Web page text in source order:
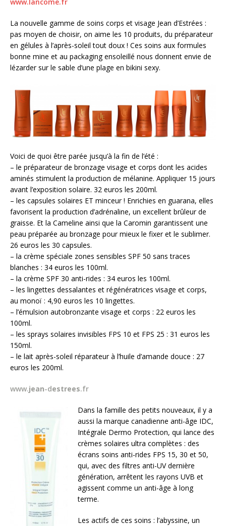
La nouvelle gamme de soins corps et visage Jean d’Estrées :
pas moyen de choisir, on aime les 10 produits, du préparateur
en gélules à l’après-soleil tout doux ! Ces soins aux formules
bonne mine et au packaging ensoleillé nous donnent envie de
lézarder sur le sable d’une plage en bikini sexy.
Voici de quoi être parée jusqu’à la fin de l’été :
– le préparateur de bronzage visage et corps dont les acides
aminés stimulent la production de mélanine. Appliquer 15 jours
avant l’exposition solaire. 32 euros les 200ml.
– les capsules solaires ET minceur ! Enrichies en guarana, elles
favorisent la production d’adrénaline, un excellent brûleur de
graisse. Et la Cameline ainsi que la Caromin garantissent une
peau préparée au bronzage pour mieux le fixer et le sublimer.
26 euros les 30 capsules.
– la crème spéciale zones sensibles SPF 50 sans traces
blanches : 34 euros les 100ml.
– la crème SPF 30 anti-rides : 34 euros les 100ml.
– les lingettes dessalantes et régénératrices visage et corps,
au monoï : 4,90 euros les 10 lingettes.
– l’émulsion autobronzante visage et corps : 22 euros les
100ml.
– les sprays solaires invisibles FPS 10 et FPS 25 : 31 euros les
150ml.
– le lait après-soleil réparateur à l’huile d’amande douce : 27
euros les 200ml.
www.jean-destrees.fr
Dans la famille des petits nouveaux, il y a
aussi la marque canadienne anti-âge IDC,
Intégrale Dermo Protection, qui lance des
crèmes solaires ultra complètes : des
écrans soins anti-rides FPS 15, 30 et 50,
qui, avec des filtres anti-UV dernière
génération, arrêtent les rayons UVB et
agissent comme un anti-âge à long
terme.
Les actifs de ces soins : l’abyssine, un